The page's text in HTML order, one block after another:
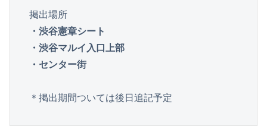
・渋谷憲章シート
・渋谷マルイ入口上部
・センター街
＊掲出期間ついては後日追記予定